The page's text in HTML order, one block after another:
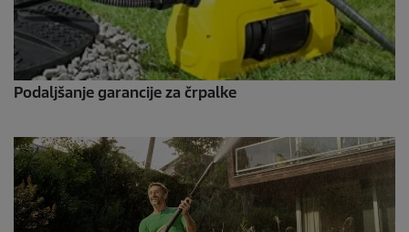
Podaljšanje garancije za črpalke